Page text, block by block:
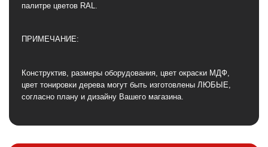
палитре цветов RAL.
ПРИМЕЧАНИЕ:
Конструктив, размеры оборудования, цвет окраски МДФ,
цвет тонировки дерева могут быть изготовлены ЛЮБЫЕ,
согласно плану и дизайну Вашего магазина.